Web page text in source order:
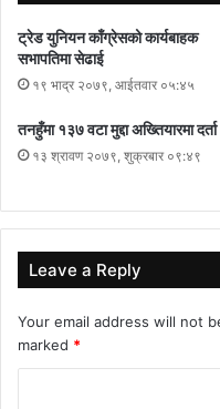
ट्रेड युनियन काँग्रेसको कार्यबाहक
सभापतिमा सेढाई
१९ भाद्र २०७९, आईतवार ०५:४५
तनहुँमा १३७ वटा मुद्दा अख्तियारमा दर्ता
१३ श्रावण २०७९, शुक्रबार ०९:४९
Leave a Reply
Your email address will not
marked *